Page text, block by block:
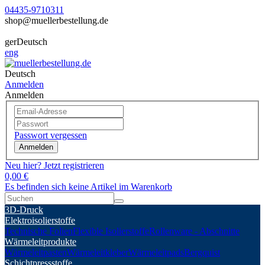
04435-9710311
shop@muellerbestellung.de
gerDeutsch
eng
Deutsch
Anmelden
Anmelden
Passwort vergessen
Anmelden
Neu hier? Jetzt registrieren
0,00 €
Es befinden sich keine Artikel im Warenkorb
3D-Druck
Elektroisolierstoffe
Technische FolienFlexible IsolierstoffeRollenware - Abschnitte
Wärmeleitprodukte
WärmeleitpastenWärmeleitkleberWärmeleitpadsBergquist
Schichtpressstoffe